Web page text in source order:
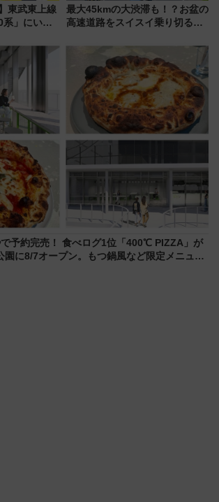
東武東上線
系」にいち
ズアンバ
最大45kmの大渋滞も！？お盆の
高速道路をスイスイ乗り切る快
で予約完売！ 食べログ1位「400℃ PIZZA」が
園に8/7オープン。もつ鍋風など限定メニュー